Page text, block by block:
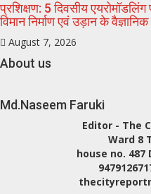
प्रशिक्षण: 5 दिवसीय एयरोमॉडलिंग
विमान निर्माण एवं उड़ान के वैज्ञानिक
August 7, 2026
About us
Md.Naseem Faruki
Editor - The
Ward 8
house no. 487